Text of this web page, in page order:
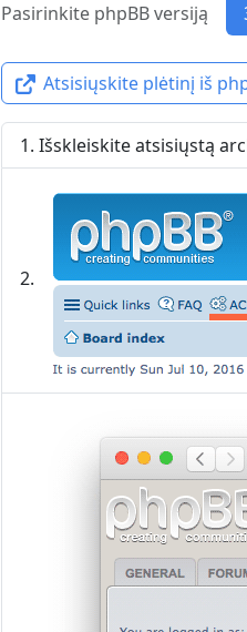
Pasirinkite phpBB versiją
Atsisiųskite plėtinį iš
Išskleiskite atsisiųstą